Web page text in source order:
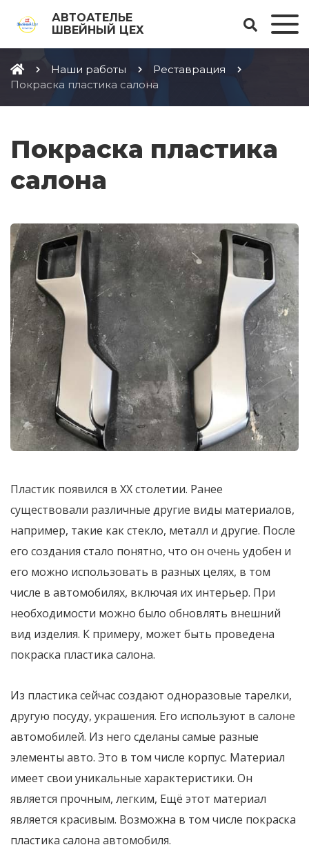
АВТОАТЕЛЬЕ
ШВЕЙНЫЙ ЦЕХ
Наши работы
Реставрация
Покраска пластика салона
Покраска пластика
салона
Пластик появился в ХХ столетии. Ранее
существовали различные другие виды материалов,
например, такие как стекло, металл и другие. После
его создания стало понятно, что он очень удобен и
его можно использовать в разных целях, в том
числе в автомобилях, включая их интерьер. При
необходимости можно было обновлять внешний
вид изделия. К примеру, может быть проведена
покраска пластика салона.
Из пластика сейчас создают одноразовые тарелки,
другую посуду, украшения. Его используют в салоне
автомобилей. Из него сделаны самые разные
элементы авто. Это в том числе корпус. Материал
имеет свои уникальные характеристики. Он
является прочным, легким, Ещё этот материал
является красивым. Возможна в том числе покраска
пластика салона автомобиля.